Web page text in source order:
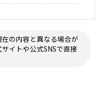
の内容と異なる場合が
イトや公式SNSで直接